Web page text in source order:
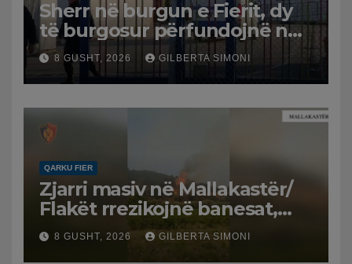
Sherr në burgun e Fierit, dy
të burgosur përfundojnë në
spital
8 GUSHT, 2026 GILBERTA SIMONI
QARKU FIER
Zjarri masiv në Mallakastër/
Flakët rrezikojnë banesat,
Policia evakuon disa familje
në Koilac
8 GUSHT, 2026 GILBERTA SIMONI